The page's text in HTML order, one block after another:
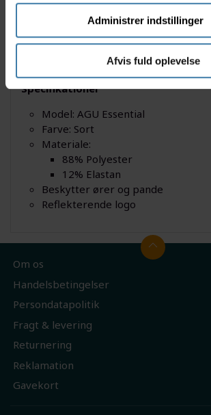
Administrer indstillinger
Afvis fuld oplevelse
kølige måneder, hvor en hue er for
du gerne vil beskytte både dine ører
Modellen er produceret i et
føles blød og komfortabel mod huden.
Specifikationer
Model: AGU Essential
Farve: Sort
Materiale:
88% Polyester
12% Elastan
Beskytter ører og pande
Reflekterende logo
Om os
Handelsbetingelser
Persondatapolitik
Fragt & levering
Returnering
Reklamation
Gavekort